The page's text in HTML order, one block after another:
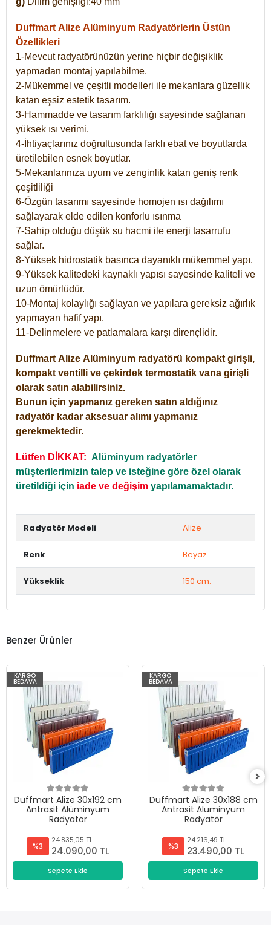
Duffmart Alize Alüminyum Radyatörlerin Üstün
Özellikleri
1-Mevcut radyatörünüzün yerine hiçbir değişiklik
yapmadan montaj yapılabilme.
2-Mükemmel ve çeşitli modelleri ile mekanlara güzellik
katan eşsiz estetik tasarım.
3-Hammadde ve tasarım farklılığı sayesinde sağlanan
yüksek ısı verimi.
4-İhtiyaçlarınız doğrultusunda farklı ebat ve boyutlarda
üretilebilen esnek boyutlar.
5-Mekanlarınıza uyum ve zenginlik katan geniş renk
çeşitliliği
6-Özgün tasarımı sayesinde homojen ısı dağılımı
sağlayarak elde edilen konforlu ısınma
7-Sahip olduğu düşük su hacmi ile enerji tasarrufu
sağlar.
8-Yüksek hidrostatik basınca dayanıklı mükemmel yapı.
9-Yüksek kalitedeki kaynaklı yapısı sayesinde kaliteli ve
uzun ömürlüdür.
10-Montaj kolaylığı sağlayan ve yapılara gereksiz ağırlık
yapmayan hafif yapı.
11-Delinmelere ve patlamalara karşı dirençlidir.
Duffmart Alize Alüminyum radyatörü kompakt girişli,
kompakt ventilli ve çekirdek termostatik vana girişli
olarak satın alabilirsiniz.
Bunun için yapmanız gereken satın aldığınız
radyatör kadar aksesuar alımı yapmanız
gerekmektedir.
Lütfen DİKKAT: Alüminyum radyatörler
müşterilerimizin talep ve isteğine göre özel olarak
üretildiği için iade ve değişim yapılamamaktadır.
Radyatör Modeli Alize
Renk Beyaz
Yükseklik 150 cm.
Benzer Ürünler
KARGO
BEDAVA
Duffmart Alize 30x192 cm
Antrasit Alüminyum
Radyatör
%3
24.835,05 TL
24.090,00 TL
Sepete Ekle
KARGO
BEDAVA
Duffmart Alize 30x188 cm
Antrasit Alüminyum
Radyatör
%3
24.216,49 TL
23.490,00 TL
Sepete Ekle